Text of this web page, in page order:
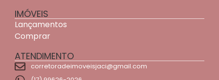
IMÓVEIS
Lançamentos
Comprar
ATENDIMENTO
corretoradeimoveisjaci@gmail.com